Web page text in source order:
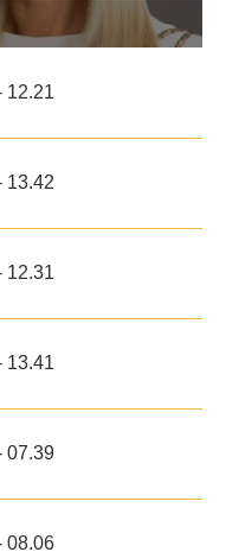
12.21
13.42
12.31
13.41
07.39
08.06